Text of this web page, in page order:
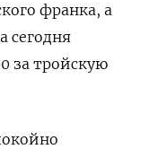
франка, а
сегодня
за тройскую